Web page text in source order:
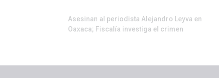
Asesinan al periodista Alejandro Leyva en
Oaxaca; Fiscalía investiga el crimen